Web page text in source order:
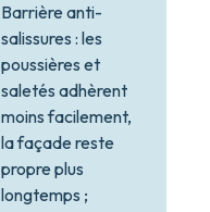
Barrière anti-
salissures : les
poussières et
saletés adhèrent
moins facilement,
la façade reste
propre plus
longtemps ;